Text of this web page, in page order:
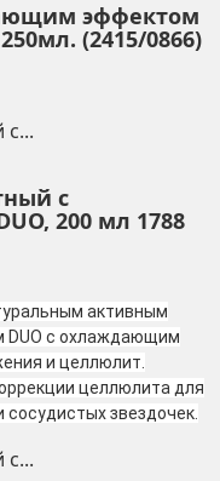
эффектом
(2415/0866)
с
200 мл 1788
активным
DUO с охлаждающим
и целлюлит.
целлюлита для
сосудистых звездочек.